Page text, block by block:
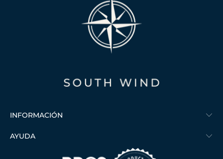
INFORMACIÓN
AYUDA